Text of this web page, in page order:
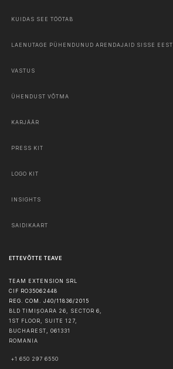
KUIDAS SEE TÖÖTAB
LAENUTAGE PÜHENDUNUD ARENDAJAID SISSE EESTI
VASTUS
ÜHENDUST VÕTMA
KARJÄÄR
PRESS KIT
LOGO KIT
INSIGHTS
SAIDIKAART
ETTEVÕTTE TEAVE
TEAM EXTENSION SRL
CIF RO35062448
REG. COM. J40/11836/2015
BLD TIMIȘOARA 26, SECTOR 6,
1ST FLOOR, SUITE 127,
BUCHAREST, 061331
ROMANIA
+1 650 297 6550